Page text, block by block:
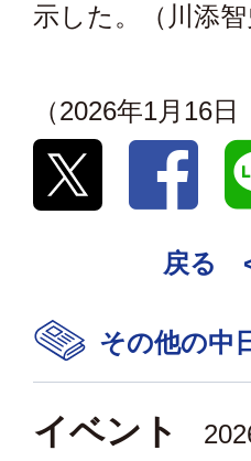
示した。（川添智
（2026年1月16
戻る
その他の中
イベント